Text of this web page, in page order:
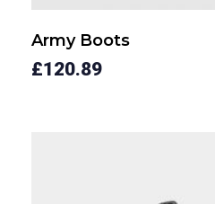
Army Boots
£120.89